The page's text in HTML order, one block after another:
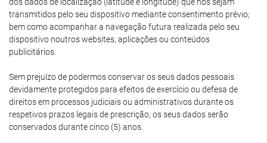
transmitidos pelo seu dispositivo mediante consentimento prévio;
bem como acompanhar a navegação futura realizada pelo seu
dispositivo noutros websites, aplicações ou conteúdos
publicitários.
Sem prejuízo de podermos conservar os seus dados pessoais
devidamente protegidos para efeitos de exercício ou defesa de
direitos em processos judiciais ou administrativos durante os
respetivos prazos legais de prescrição, os seus dados serão
conservados durante cinco (5) anos.